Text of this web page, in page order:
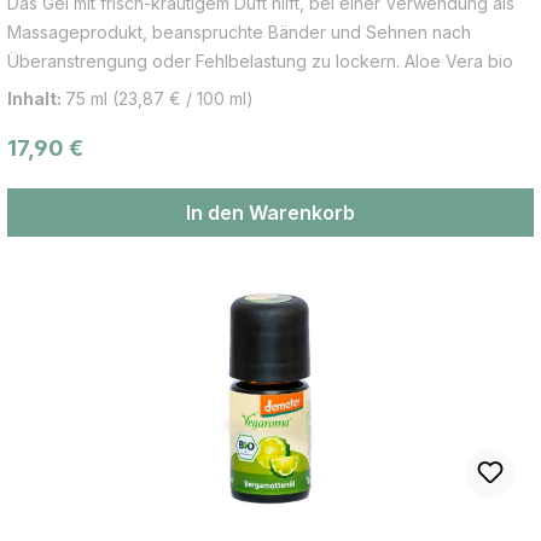
Massageprodukt, beanspruchte Bänder und Sehnen nach
Überanstrengung oder Fehlbelastung zu lockern. Aloe Vera bio
hinterlässt ein angenehmes Frischegefühl. Die wirksame Mischung
entspannt die Haut. Ackerminze bio ergänzt mit einer angenehm
Inhalt: 75 ml (23,87 € / 100 ml)
Regulärer Preis:
17,90 €
In den Warenkorb